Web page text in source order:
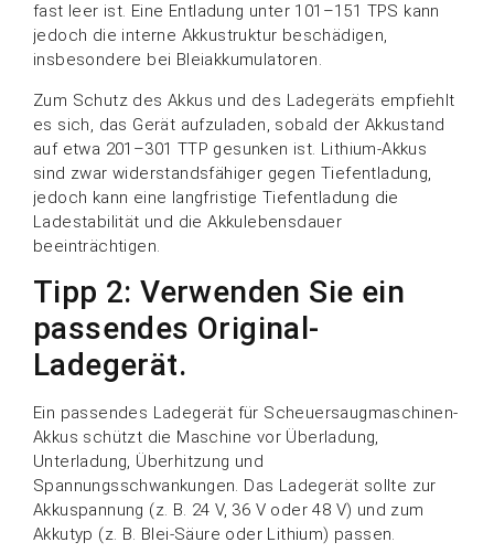
fast leer ist. Eine Entladung unter 101–151 TPS kann
jedoch die interne Akkustruktur beschädigen,
insbesondere bei Bleiakkumulatoren.
Zum Schutz des Akkus und des Ladegeräts empfiehlt
es sich, das Gerät aufzuladen, sobald der Akkustand
auf etwa 201–301 TTP gesunken ist. Lithium-Akkus
sind zwar widerstandsfähiger gegen Tiefentladung,
jedoch kann eine langfristige Tiefentladung die
Ladestabilität und die Akkulebensdauer
beeinträchtigen.
Tipp 2: Verwenden Sie ein
passendes Original-
Ladegerät.
Ein passendes Ladegerät für Scheuersaugmaschinen-
Akkus schützt die Maschine vor Überladung,
Unterladung, Überhitzung und
Spannungsschwankungen. Das Ladegerät sollte zur
Akkuspannung (z. B. 24 V, 36 V oder 48 V) und zum
Akkutyp (z. B. Blei-Säure oder Lithium) passen.